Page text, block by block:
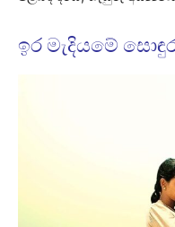
ඉර මැදියමේ